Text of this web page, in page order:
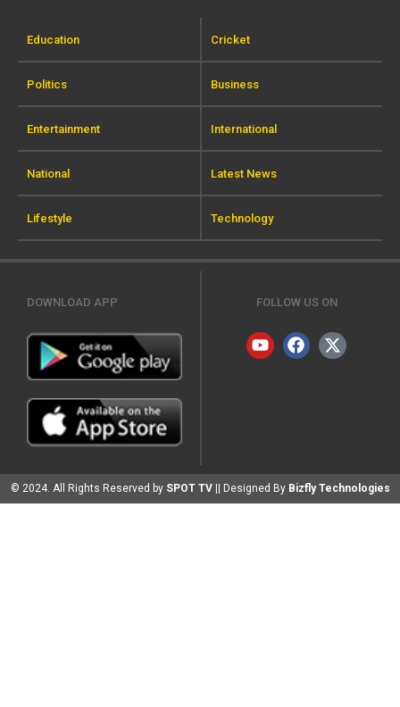
Education Cricket
Politics Business
Entertainment International
National Latest News
Lifestyle Technology
DOWNLOAD APP FOLLOW US ON
© 2024. All Rights Reserved by SPOT TV || Designed By Bizfly Technologies